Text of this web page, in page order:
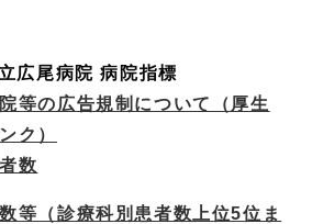
広尾病院 病院指標
等の広告規制について（厚生
ク）
数
等（診療科別患者数上位5位ま